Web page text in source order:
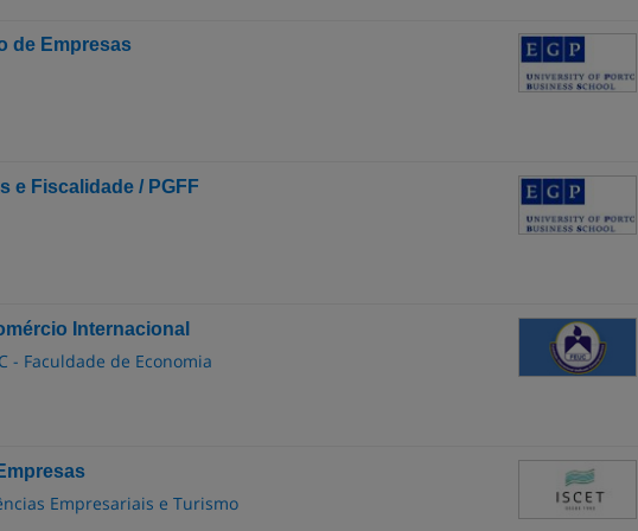
de Empresas
e Fiscalidade / PGFF
Internacional
- Faculdade de Economia
Empresariais e Turismo